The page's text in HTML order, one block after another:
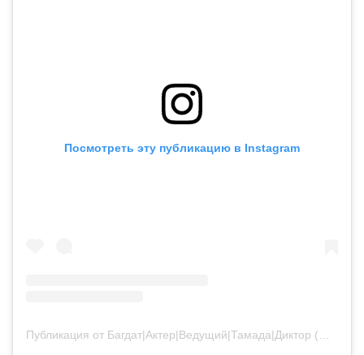
Посмотреть эту публикацию в Instagram
Публикация от Багдат|Актер|Ведущий|Тамада|Диктор (@bagdatturehan)